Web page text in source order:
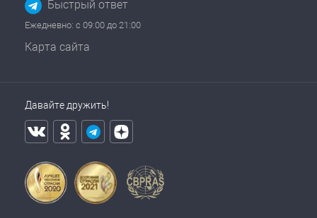
Быстрый ответ
Ежедневно: с 09:00 до 21:00
Карта сайта
Давайте дружить!